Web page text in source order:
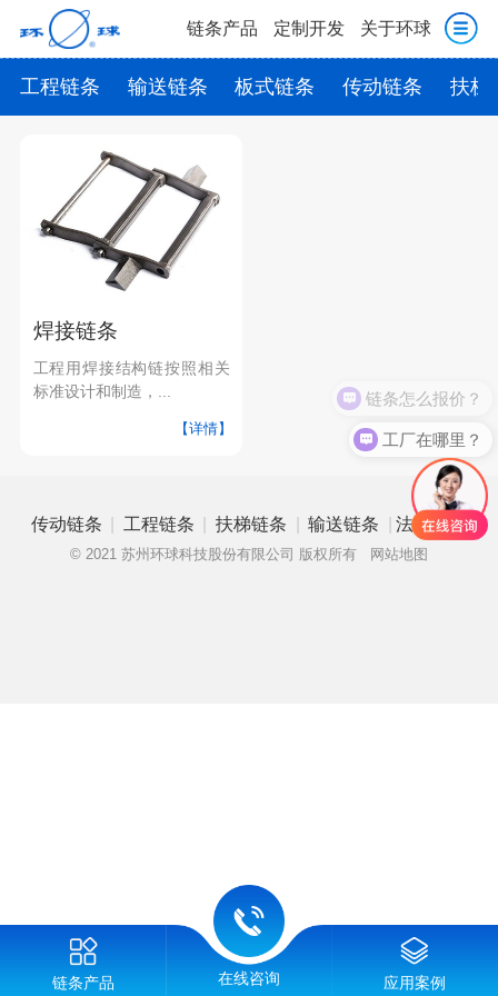
链条产品 定制开发 关于环球
工程链条 输送链条 板式链条 传动链条 扶梯
焊接链条
工程用焊接结构链按照相关
标准设计和制造，...
【详情】
传动链条 | 工程链条 | 扶梯链条 | 输送链条 | 法律申明
© 2021 苏州环球科技股份有限公司 版权所有 网站地图
链条产品 在线咨询 应用案例
链条怎么报价？
工厂在哪里？